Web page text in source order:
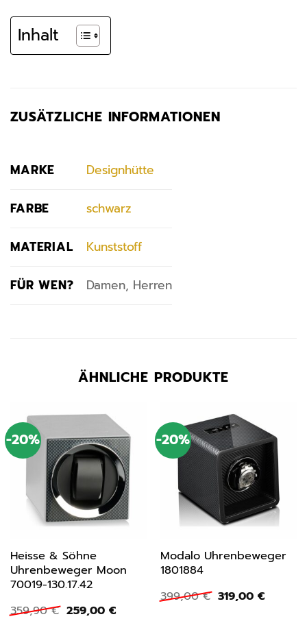
Inhalt
ZUSÄTZLICHE INFORMATIONEN
MARKE Designhütte
FARBE schwarz
MATERIAL Kunststoff
FÜR WEN? Damen, Herren
ÄHNLICHE PRODUKTE
-20%
Heisse & Söhne
Uhrenbeweger Moon
70019-130.17.42
359,90€ Ursprünglicher
Preis
259,00 €Aktueller
-20%
Modalo Uhrenbeweger
1801884
399,00€ Ursprünglicher
Preis
319,00 €